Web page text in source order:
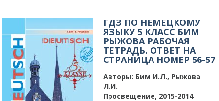
ГДЗ ПО НЕМЕЦКОМУ
ЯЗЫКУ 5 КЛАСС БИМ
РЫЖОВА РАБОЧАЯ
ТЕТРАДЬ. ОТВЕТ НА
СТРАНИЦА НОМЕР 56-57
Авторы: Бим И.Л., Рыжова
Л.И.
Просвещение, 2015-2014